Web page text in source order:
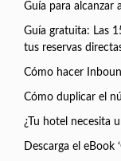
Guía para alcanzar
Guía gratuita: Las
tus reservas
Cómo hacer
Cómo duplicar el
¿Tu hotel necesita
Descarga el eBook